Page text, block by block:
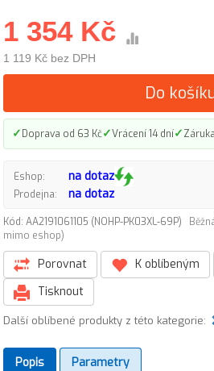
1 354 Kč
1 119 Kč bez DPH
Do
✓Doprava od 63 Kč✓Vrácení 14 dní✓
Eshop: na dotaz
Prodejna: na dotaz
Kód: AA2191061105 (NOHP-PK03XL-69P)
mimo eshop)
Porovnat K oblíbeným
Tisknout
Další oblíbené produkty z této kategorie:
Popis Parametry